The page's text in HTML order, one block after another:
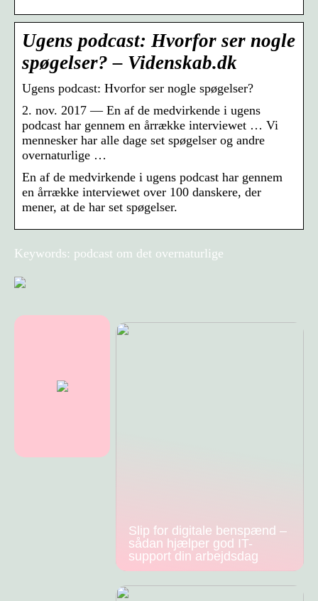
Ugens podcast: Hvorfor ser nogle
spøgelser? – Videnskab.dk
Ugens podcast: Hvorfor ser nogle spøgelser?
2. nov. 2017 — En af de medvirkende i ugens
podcast har gennem en årrække interviewet … Vi
mennesker har alle dage set spøgelser og andre
overnaturlige …
En af de medvirkende i ugens podcast har gennem
en årrække interviewet over 100 danskere, der
mener, at de har set spøgelser.
Keywords: podcast om det overnaturlige
Slip for digitale benspænd –
sådan hjælper god IT-
support din arbejdsdag